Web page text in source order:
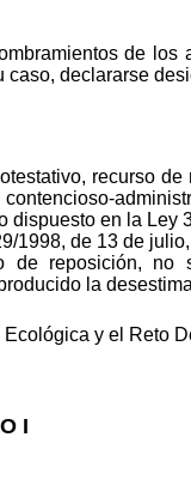
de
declararse
recurso
en la Ley
1998, de 13 de
reposición, no
la
y el Reto
I